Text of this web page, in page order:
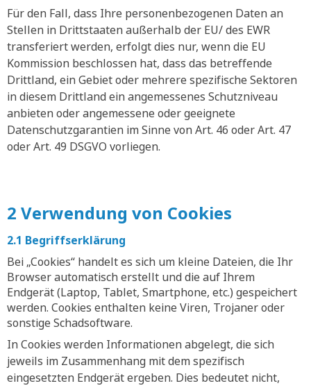
Für den Fall, dass Ihre personenbezogenen Daten an
Stellen in Drittstaaten außerhalb der EU/ des EWR
transferiert werden, erfolgt dies nur, wenn die EU
Kommission beschlossen hat, dass das betreffende
Drittland, ein Gebiet oder mehrere spezifische Sektoren
in diesem Drittland ein angemessenes Schutzniveau
anbieten oder angemessene oder geeignete
Datenschutzgarantien im Sinne von Art. 46 oder Art. 47
oder Art. 49 DSGVO vorliegen.
2 Verwendung von Cookies
2.1 Begriffserklärung
Bei „Cookies“ handelt es sich um kleine Dateien, die Ihr
Browser automatisch erstellt und die auf Ihrem
Endgerät (Laptop, Tablet, Smartphone, etc.) gespeichert
werden. Cookies enthalten keine Viren, Trojaner oder
sonstige Schadsoftware.
In Cookies werden Informationen abgelegt, die sich
jeweils im Zusammenhang mit dem spezifisch
eingesetzten Endgerät ergeben. Dies bedeutet nicht,